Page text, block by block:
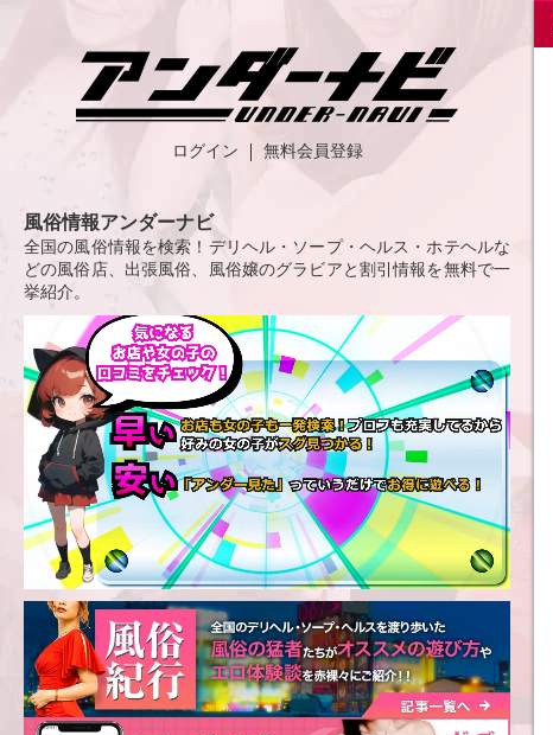
ログイン 無料会員登録
風俗情報アンダーナビ
全国の風俗情報を検索！デリヘル・ソープ・ヘルス・ホテヘルな
どの風俗店、出張風俗、風俗嬢のグラビアと割引情報を無料で一
挙紹介。